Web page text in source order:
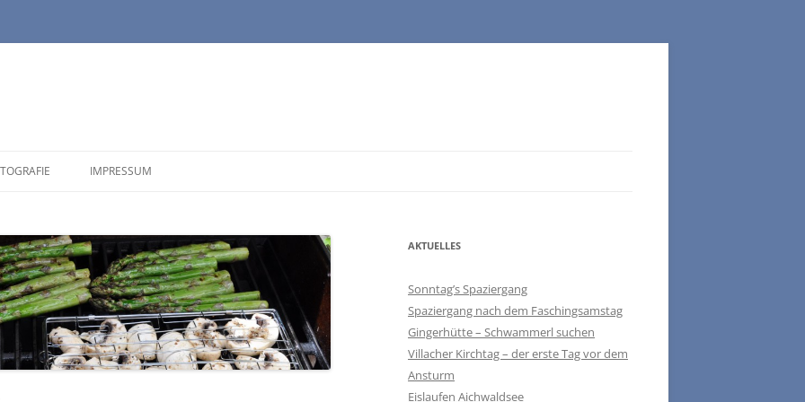
IMPRESSUM
AKTUELLES
Sonntag’s Spaziergang
Spaziergang nach dem Faschingsamstag
Gingerhütte – Schwammerl suchen
Villacher Kirchtag – der erste Tag vor dem
Ansturm
Eislaufen Aichwaldsee